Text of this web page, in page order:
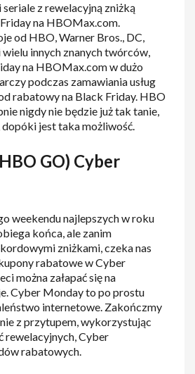
z rewelacyjną zniżką
na HBOMax.com.
od HBO, Warner Bros., DC,
innych znanych twórców,
na HBOMax.com w dużo
podczas zamawiania usług
rabatowy na Black Friday. HBO
nigdy nie będzie już tak tanie,
dopóki jest taka możliwość.
GO) Cyber
weekendu najlepszych w roku
końca, ale zanim
zniżkami, czeka nas
rabatowe w Cyber
można załapać się na
Cyber Monday to po prostu
internetowe. Zakończmy
z przytupem, wykorzystując
rewelacyjnych, Cyber
rabatowych.